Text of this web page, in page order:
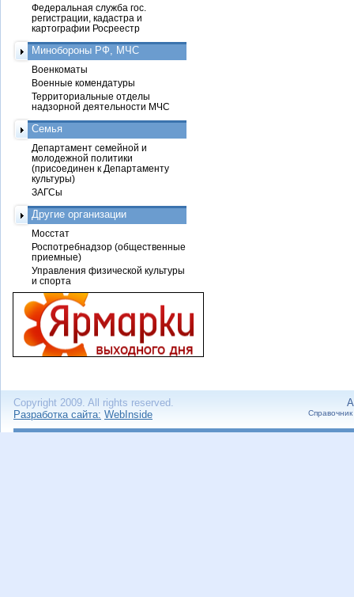
Федеральная служба гос.
регистрации, кадастра и
картографии Росреестр
Минобороны РФ, МЧС
Военкоматы
Военные комендатуры
Территориальные отделы
надзорной деятельности МЧС
Семья
Департамент семейной и
молодежной политики
(присоединен к Департаменту
культуры)
ЗАГСы
Другие организации
Мосстат
Роспотребнадзор (общественные
приемные)
Управления физической культуры
и спорта
Copyright 2009. All rights reserved.
Разработка сайта: WebInside